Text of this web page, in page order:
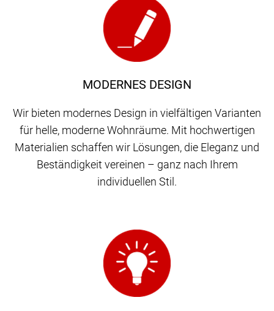
MODERNES DESIGN
Wir bieten modernes Design in vielfältigen Varianten
für helle, moderne Wohnräume. Mit hochwertigen
Materialien schaffen wir Lösungen, die Eleganz und
Beständigkeit vereinen – ganz nach Ihrem
individuellen Stil.